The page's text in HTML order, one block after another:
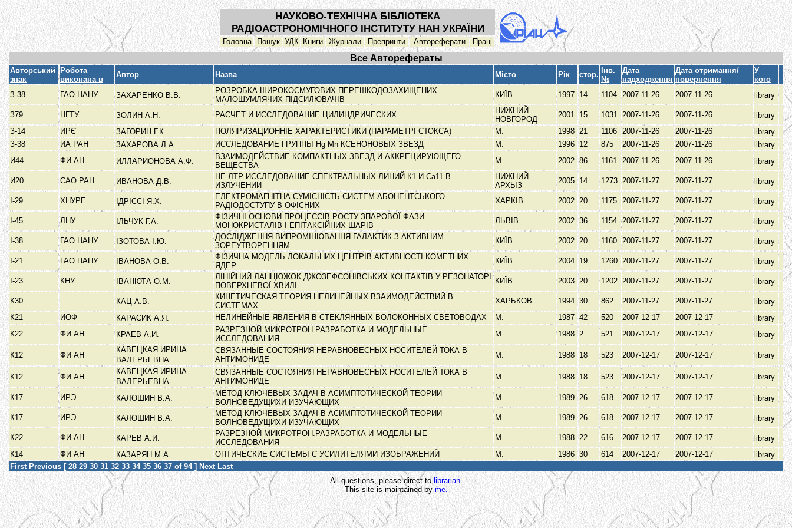
НАУКОВО-ТЕХНІЧНА БІБЛІОТЕКА
РАДІОАСТРОНОМІЧНОГО ІНСТИТУТУ НАН УКРАЇНИ
Головна Пошук УДК Книги Журнали Препринти Автореферати Праці
Все Авторефераты
Авторський
знак
Робота
виконана в
Автор Назва Місто Рік стор.
Інв.
№
Дата
надходження
Дата отримання/
повернення
У
кого
З-38
ГАО НАНУ ЗАХАРЕНКО В.В.
РОЗРОБКА ШИРОКОСМУГОВИХ ПЕРЕШКОДОЗАХИЩЕНИХ
МАЛОШУМЛЯЧИХ ПІДСИЛЮВАЧІВ
КИЇВ 1997 14 1104 2007-11-26 2007-11-26 library
З79 НГТУ ЗОЛИН А.Н. РАСЧЕТ И ИССЛЕДОВАНИЕ ЦИЛИНДРИЧЕСКИХ
НИЖНИЙ
НОВГОРОД
2001 15 1031 2007-11-26 2007-11-26
library
З-14
ИРЄ ЗАГОРИН Г.К. ПОЛЯРИЗАЦИОННІЕ ХАРАКТЕРИСТИКИ (ПАРАМЕТРІ СТОКСА) М. 1998 21 1106 2007-11-26 2007-11-26
library
З-38
ИА РАН ЗАХАРОВА Л.А. ИССЛЕДОВАНИЕ ГРУППЫ Hg Mn КСЕНОНОВЫХ ЗВЕЗД М. 1996 12 875 2007-11-26 2007-11-26
library
И44
ФИ АН ИЛЛАРИОНОВА А.Ф.
ВЗАИМОДЕЙСТВИЕ КОМПАКТНЫХ ЗВЕЗД И АККРЕЦИРУЮЩЕГО
ВЕЩЕСТВА
М. 2002 86 1161 2007-11-26 2007-11-26 library
И20 САО РАН ИВАНОВА Д.В.
НЕ-ЛТР ИССЛЕДОВАНИЕ СПЕКТРАЛЬНЫХ ЛИНИЙ К1 И Са11 В
ИЗЛУЧЕНИИ
НИЖНИЙ
АРХЫЗ
2005 14 1273 2007-11-27 2007-11-27 library
І-29 ХНУРЕ ІДРІССІ Я.Х.
ЕЛЕКТРОМАГНІТНА СУМІСНІСТЬ СИСТЕМ АБОНЕНТСЬКОГО
РАДІОДОСТУПУ В ОФІСНИХ
ХАРКІВ 2002 20 1175 2007-11-27 2007-11-27 library
І-45 ЛНУ ІЛЬЧУК Г.А.
ФІЗИЧНІ ОСНОВИ ПРОЦЕССІВ РОСТУ ЗПАРОВОЇ ФАЗИ
МОНОКРИСТАЛІВ І ЕПІТАКСІЙНИХ ШАРІВ
ЛЬВІВ 2002 36 1154 2007-11-27 2007-11-27 library
І-38 ГАО НАНУ ІЗОТОВА І.Ю.
ДОСЛІДЖЕННЯ ВИПРОМІНЮВАННЯ ГАЛАКТИК З АКТИВНИМ
ЗОРЕУТВОРЕННЯМ
КИЇВ 2002 20 1160 2007-11-27 2007-11-27 library
І-21 ГАО НАНУ ІВАНОВА О.В.
ФІЗИЧНА МОДЕЛЬ ЛОКАЛЬНИХ ЦЕНТРІВ АКТИВНОСТІ КОМЕТНИХ
ЯДЕР
КИЇВ 2004 19 1260 2007-11-27 2007-11-27 library
І-23 КНУ ІВАНЮТА О.М.
ЛІНІЙНИЙ ЛАНЦЮЖОК ДЖОЗЕФСОНІВСЬКИХ КОНТАКТІВ У РЕЗОНАТОРІ
ПОВЕРХНЕВОЇ ХВИЛІ
КИЇВ 2003 20 1202 2007-11-27 2007-11-27 library
К30 КАЦ А.В.
КИНЕТИЧЕСКАЯ ТЕОРИЯ НЕЛИНЕЙНЫХ ВЗАИМОДЕЙСТВИЙ В
СИСТЕМАХ
ХАРЬКОВ 1994 30 862 2007-11-27 2007-11-27
library
К21
ИОФ КАРАСИК А.Я. НЕЛИНЕЙНЫЕ ЯВЛЕНИЯ В СТЕКЛЯННЫХ ВОЛОКОННЫХ СВЕТОВОДАХ М. 1987 42 520 2007-12-17 2007-12-17
library
К22
ФИ АН КРАЕВ А.И.
РАЗРЕЗНОЙ МИКРОТРОН.РАЗРАБОТКА И МОДЕЛЬНЫЕ
ИССЛЕДОВАНИЯ
М. 1988 2 521 2007-12-17 2007-12-17 library
К12 ФИ АН
КАВЕЦКАЯ ИРИНА
ВАЛЕРЬЕВНА
СВЯЗАННЫЕ СОСТОЯНИЯ НЕРАВНОВЕСНЫХ НОСИТЕЛЕЙ ТОКА В
АНТИМОНИДЕ
М. 1988 18 523 2007-12-17 2007-12-17 library
К12 ФИ АН
КАВЕЦКАЯ ИРИНА
ВАЛЕРЬЕВНА
СВЯЗАННЫЕ СОСТОЯНИЯ НЕРАВНОВЕСНЫХ НОСИТЕЛЕЙ ТОКА В
АНТИМОНИДЕ
М. 1988 18 523 2007-12-17 2007-12-17 library
К17 ИРЭ КАЛОШИН В.А.
МЕТОД КЛЮЧЕВЫХ ЗАДАЧ В АСИМПТОТИЧЕСКОЙ ТЕОРИИ
ВОЛНОВЕДУЩИХИ ИЗУЧАЮЩИХ
М. 1989 26 618 2007-12-17 2007-12-17 library
К17 ИРЭ КАЛОШИН В.А.
МЕТОД КЛЮЧЕВЫХ ЗАДАЧ В АСИМПТОТИЧЕСКОЙ ТЕОРИИ
ВОЛНОВЕДУЩИХИ ИЗУЧАЮЩИХ
М. 1989 26 618 2007-12-17 2007-12-17 library
К22 ФИ АН КАРЕВ А.И.
РАЗРЕЗНОЙ МИКРОТРОН.РАЗРАБОТКА И МОДЕЛЬНЫЕ
ИССЛЕДОВАНИЯ
М. 1988 22 616 2007-12-17 2007-12-17
library
К14
ФИ АН КАЗАРЯН М.А. ОПТИЧЕСКИЕ СИСТЕМЫ С УСИЛИТЕЛЯМИ ИЗОБРАЖЕНИЙ М. 1986 30 614 2007-12-17 2007-12-17
library
First Previous [ 28 29 30 31 32 33 34 35 36 37 of 94 ] Next Last
All questions, please direct to librarian.
This site is maintained byme.